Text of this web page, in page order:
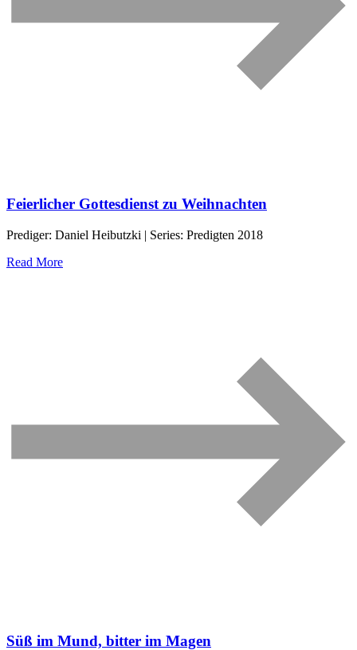
Feierlicher Gottesdienst zu Weihnachten
Prediger: Daniel Heibutzki | Series: Predigten 2018
Read More
Süß im Mund, bitter im Magen